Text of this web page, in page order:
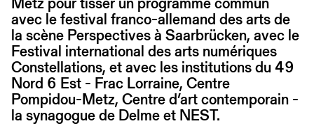
avec le festival franco-allemand des arts de
la scène Perspectives à Saarbrücken, avec le
Festival international des arts numériques
Constellations, et avec les institutions du 49
Nord 6 Est - Frac Lorraine, Centre
Pompidou-Metz, Centre d’art contemporain -
la synagogue de Delme et NEST.